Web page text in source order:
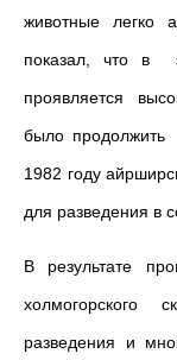
животные легко
показал, что в
проявляется
было
1982 году
для разведения в
В результате
холмогорского
разведения и